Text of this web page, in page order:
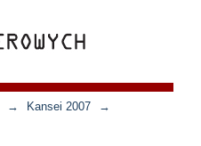
→ Kansei 2007
→